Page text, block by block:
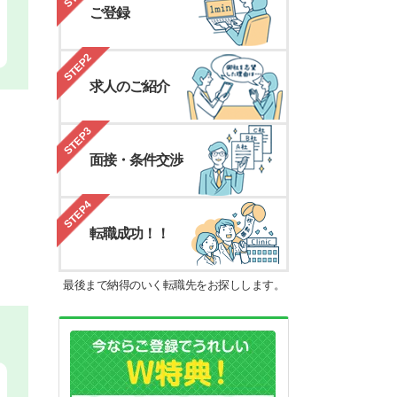
ご登録
STEP2
求人のご紹介
STEP3
面接・条件交渉
STEP4
転職成功！！
最後まで納得のいく転職先をお探しします。